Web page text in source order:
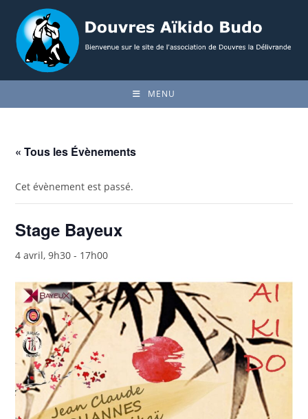
content
MENU
« Tous les Évènements
Cet évènement est passé.
Stage Bayeux
4 avril, 9h30 - 17h00